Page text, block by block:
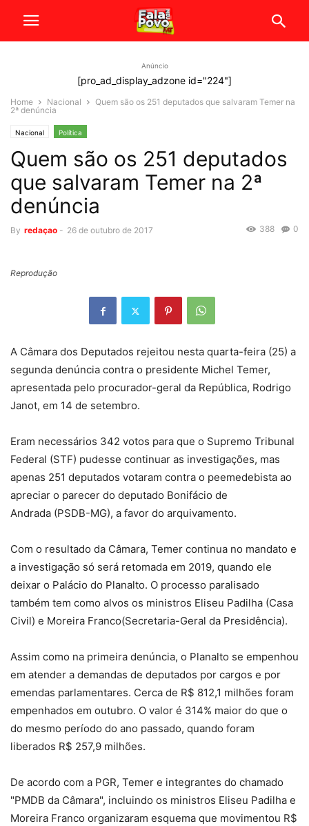
Anúncio
[pro_ad_display_adzone id="224"]
Home Nacional
Quem são os 251 deputados que salvaram Temer na
2ª denúncia
Nacional Política
Quem são os 251 deputados
que salvaram Temer na 2ª
denúncia
By redaçao - 26 de outubro de 2017 0
388
Reprodução
A Câmara dos Deputados rejeitou nesta quarta-feira (25) a
segunda denúncia contra o presidente Michel Temer,
apresentada pelo procurador-geral da República, Rodrigo
Janot, em 14 de setembro.
Eram necessários 342 votos para que o Supremo Tribunal
Federal (STF) pudesse continuar as investigações, mas
apenas 251 deputados votaram contra o peemedebista ao
apreciar o parecer do deputado Bonifácio de
Andrada (PSDB-MG), a favor do arquivamento.
Com o resultado da Câmara, Temer continua no mandato e
a investigação só será retomada em 2019, quando ele
deixar o Palácio do Planalto. O processo paralisado
também tem como alvos os ministros Eliseu Padilha (Casa
Civil) e Moreira Franco(Secretaria-Geral da Presidência).
Assim como na primeira denúncia, o Planalto se empenhou
em atender a demandas de deputados por cargos e por
emendas parlamentares. Cerca de R$ 812,1 milhões foram
empenhados em outubro. O valor é 314% maior do que o
do mesmo período do ano passado, quando foram
liberados R$ 257,9 milhões.
De acordo com a PGR, Temer e integrantes do chamado
"PMDB da Câmara", incluindo os ministros Eliseu Padilha e
Moreira Franco organizaram esquema que movimentou R$